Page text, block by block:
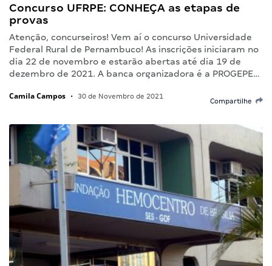
Concurso UFRPE: CONHEÇA as etapas de
provas
Atenção, concurseiros! Vem aí o concurso Universidade
Federal Rural de Pernambuco! As inscrições iniciaram no
dia 22 de novembro e estarão abertas até dia 19 de
dezembro de 2021. A banca organizadora é a PROGEPE…
Camila Campos • 30 de Novembro de 2021
Compartilhe